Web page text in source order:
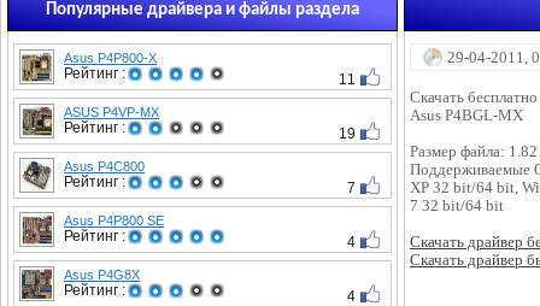
Популярные драйвера и файлы раздела
Asus P4P800-X
Рейтинг : 11
ASUS P4VP-MX
Рейтинг : 19
Asus P4C800
Рейтинг : 7
Asus P4P800 SE
Рейтинг : 4
Asus P4G8X
Рейтинг : 4
29-04-2011,
Скачать
Asus P4BGL-MX
Размер файла:
Поддерживаемые
XP 32 bit/64 bit,
7 32 bit/64 bit
Скачать драйвер
Скачать драйвер